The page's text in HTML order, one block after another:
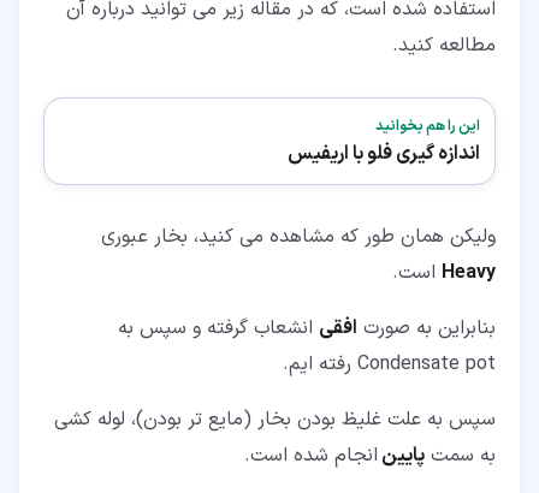
استفاده شده است، که در مقاله زیر می توانید درباره آن
مطالعه کنید.
این را هم بخوانید
اندازه گیری فلو با اریفیس
ولیکن همان طور که مشاهده می کنید، بخار عبوری
Heavy است.
بنابراین به صورت افقی انشعاب گرفته و سپس به
Condensate pot رفته ایم.
سپس به علت غلیظ بودن بخار (مایع تر بودن)، لوله کشی
به سمت پایین انجام شده است.